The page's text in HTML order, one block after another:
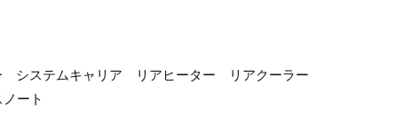
システムキャリア リアヒーター リアクーラー
ート